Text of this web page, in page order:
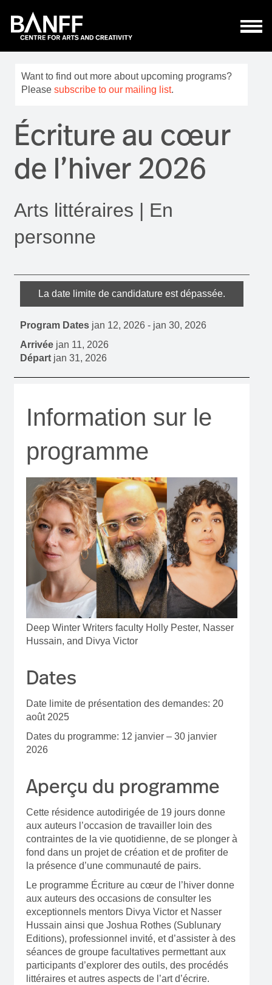
Want to find out more about upcoming programs?
Please subscribe to our mailing list.
Écriture au cœur
de l’hiver 2026
Arts littéraires | En
personne
La date limite de candidature est dépassée.
Program Dates jan 12, 2026 - jan 30, 2026
Arrivée jan 11, 2026
Départ jan 31, 2026
Information sur le
programme
Deep Winter Writers faculty Holly Pester, Nasser
Hussain, and Divya Victor
Dates
Date limite de présentation des demandes: 20
août 2025
Dates du programme: 12 janvier – 30 janvier
2026
Aperçu du programme
Cette résidence autodirigée de 19 jours donne
aux auteurs l’occasion de travailler loin des
contraintes de la vie quotidienne, de se plonger à
fond dans un projet de création et de profiter de
la présence d’une communauté de pairs.
Le programme Écriture au cœur de l’hiver donne
aux auteurs des occasions de consulter les
exceptionnels mentors Divya Victor et Nasser
Hussain ainsi que Joshua Rothes (Sublunary
Editions), professionnel invité, et d’assister à des
séances de groupe facultatives permettant aux
participants d’explorer des outils, des procédés
littéraires et autres aspects de l’art d’écrire.